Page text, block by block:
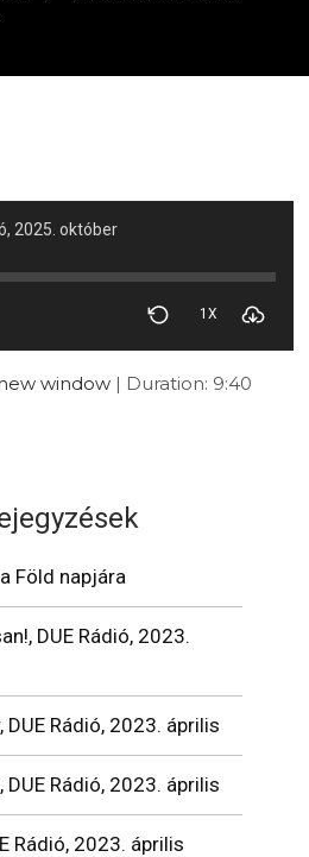
2025. október
1X
window | Duration: 9:40
Föld napjára
DUE Rádió, 2023.
Rádió, 2023. április
DUE Rádió, 2023. április
Rádió, 2023. április